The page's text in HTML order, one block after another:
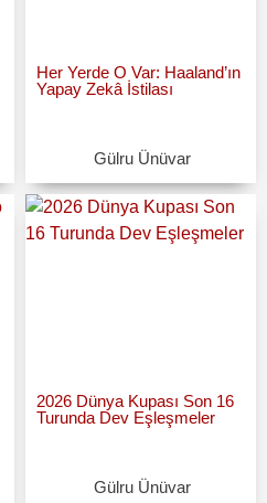
Her Yerde O Var: Haaland’ın
Yapay Zekâ İstilası
Gülru Ünüvar
2026 Dünya Kupası Son 16
Turunda Dev Eşleşmeler
Gülru Ünüvar